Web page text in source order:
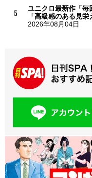
ユニクロ最新作「毎
「高級感のある見
2026年08月04日